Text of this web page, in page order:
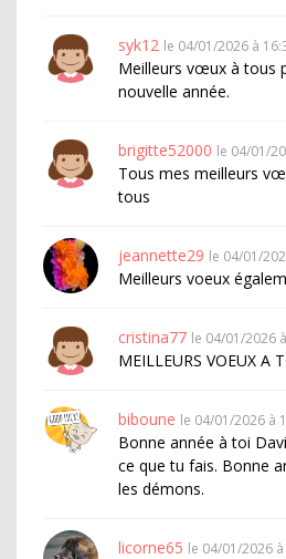
syk12 le 04/01/2026 à
Meilleurs vœux à tous
nouvelle année.
brigitte52000 le 04/01/
Tous mes meilleurs
tous
jeannette29 le 04/01/
Meilleurs voeux
cristina77 le 04/01/2026
MEILLEURS VOEUX A
biboune le 04/01/2026 à
Bonne année à toi
ce que tu fais. Bonne
les démons.
licorne65 le 04/01/2026